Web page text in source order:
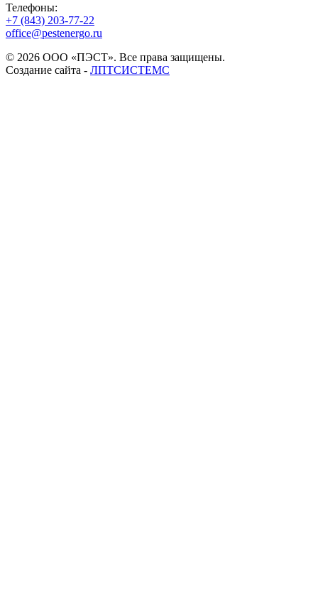
Телефоны:
+7 (843) 203-77-22
office@pestenergo.ru
© 2026 ООО «ПЭСТ». Все права защищены.
Создание сайта - ЛПТСИСТЕМС